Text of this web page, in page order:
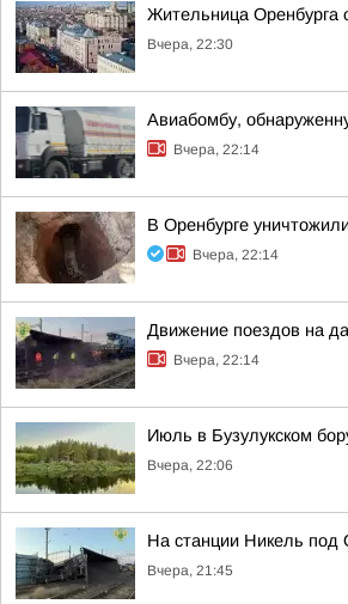
Жительница Оренбурга
Вчера, 22:30
Авиабомбу,
Вчера, 22:14
В Оренбурге
Вчера, 22:14
Движение поездов на
Вчера, 22:14
Июль в Бузулукском
Вчера, 22:06
На станции Никель под
Вчера, 21:45